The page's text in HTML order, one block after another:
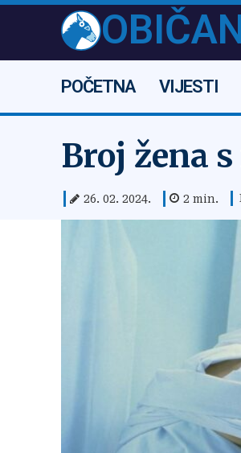
POČETNA VIJESTI
Broj žena
26. 02. 2024. 2 min.